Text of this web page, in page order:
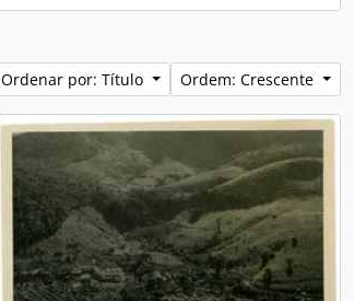
Ordenar por: Título
Ordem: Crescente